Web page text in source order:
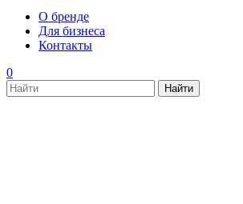
О бренде
Для бизнеса
Контакты
0